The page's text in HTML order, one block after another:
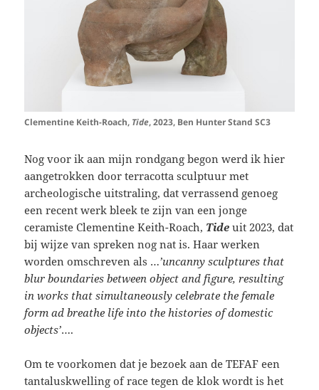
Clementine Keith-Roach, Tide, 2023, Ben Hunter Stand SC3
Nog voor ik aan mijn rondgang begon werd ik hier
aangetrokken door terracotta sculptuur met
archeologische uitstraling, dat verrassend genoeg
een recent werk bleek te zijn van een jonge
ceramiste Clementine Keith-Roach, Tide uit 2023, dat
bij wijze van spreken nog nat is. Haar werken
worden omschreven als …’uncanny sculptures that
blur boundaries between object and figure, resulting
in works that simultaneously celebrate the female
form ad breathe life into the histories of domestic
objects’….
Om te voorkomen dat je bezoek aan de TEFAF een
tantaluskwelling of race tegen de klok wordt is het